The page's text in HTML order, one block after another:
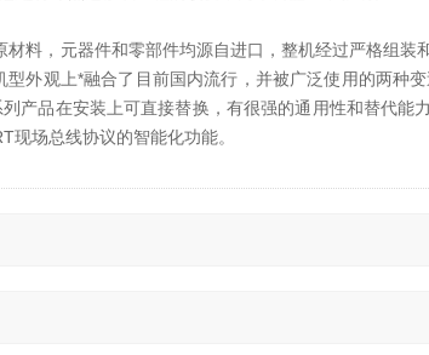
，元器件和零部件均源自进口，整机经过严格组装
外观上*融合了目前国内流行，并被广泛使用的两种
产品在安装上可直接替换，有很强的通用性和替代能
现场总线协议的智能化功能。